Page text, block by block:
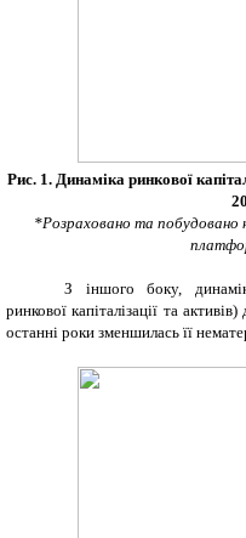
Рис. 1. Динаміка ринкової
*Розраховано та побудовано
З іншого боку,
ринкової капіталізації та
останні роки зменшилась її